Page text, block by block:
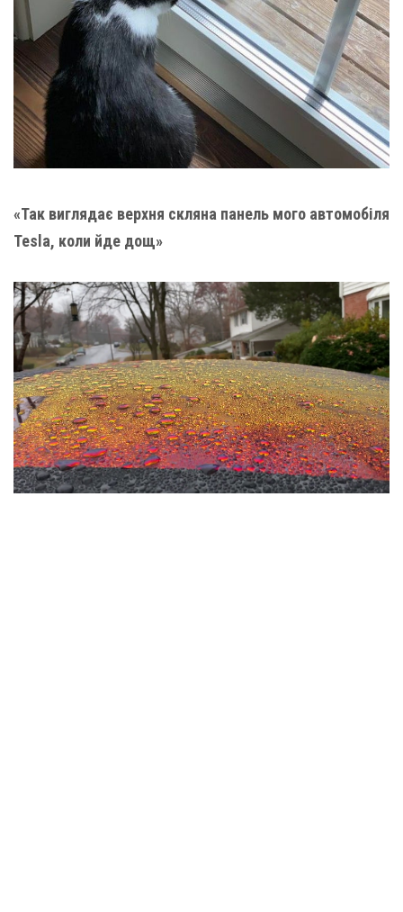
«Так виглядає верхня скляна панель мого автомобіля
Tesla, коли йде дощ»